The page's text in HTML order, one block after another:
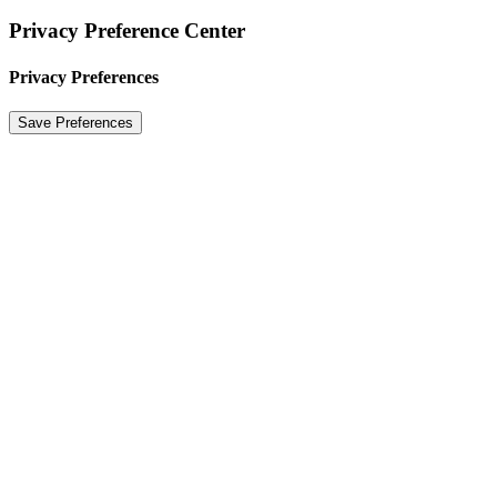
Privacy Preference Center
Privacy Preferences